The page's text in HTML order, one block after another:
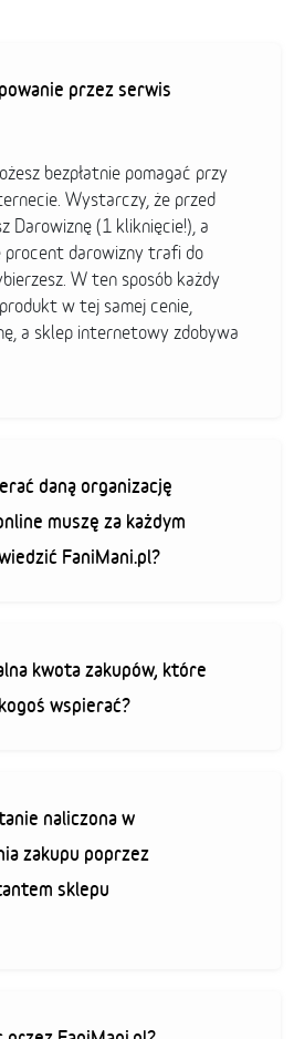
przez serwis
bezpłatnie pomagać przy
Wystarczy, że przed
Darowiznę (1 kliknięcie!), a
procent darowizny trafi do
W ten sposób każdy
w tej samej cenie,
a sklep internetowy zdobywa
daną organizację
muszę za każdym
FaniMani.pl?
kwota zakupów, które
wspierać?
naliczona w
zakupu poprzez
sklepu